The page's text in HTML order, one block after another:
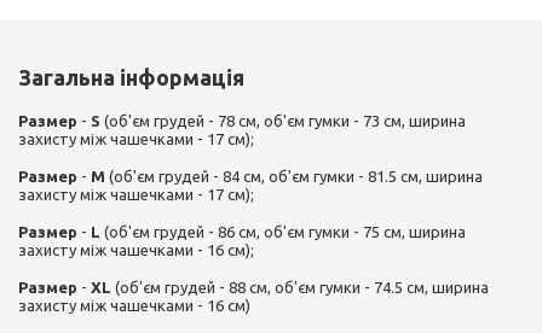
Загальна інформація
Размер - S (об'єм грудей - 78 см, об'єм гумки - 73 см, ширина
захисту між чашечками - 17 см);
Размер - M (об'єм грудей - 84 см, об'єм гумки - 81.5 см, ширина
захисту між чашечками - 17 см);
Размер - L (об'єм грудей - 86 см, об'єм гумки - 75 см, ширина
захисту між чашечками - 16 см);
Размер - XL (об'єм грудей - 88 см, об'єм гумки - 74.5 см, ширина
захисту між чашечками - 16 см)